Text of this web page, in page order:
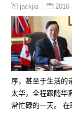
jackjia 2016
序，甚至于生活的
太华，全程跟随华
常忙碌的一天。 在